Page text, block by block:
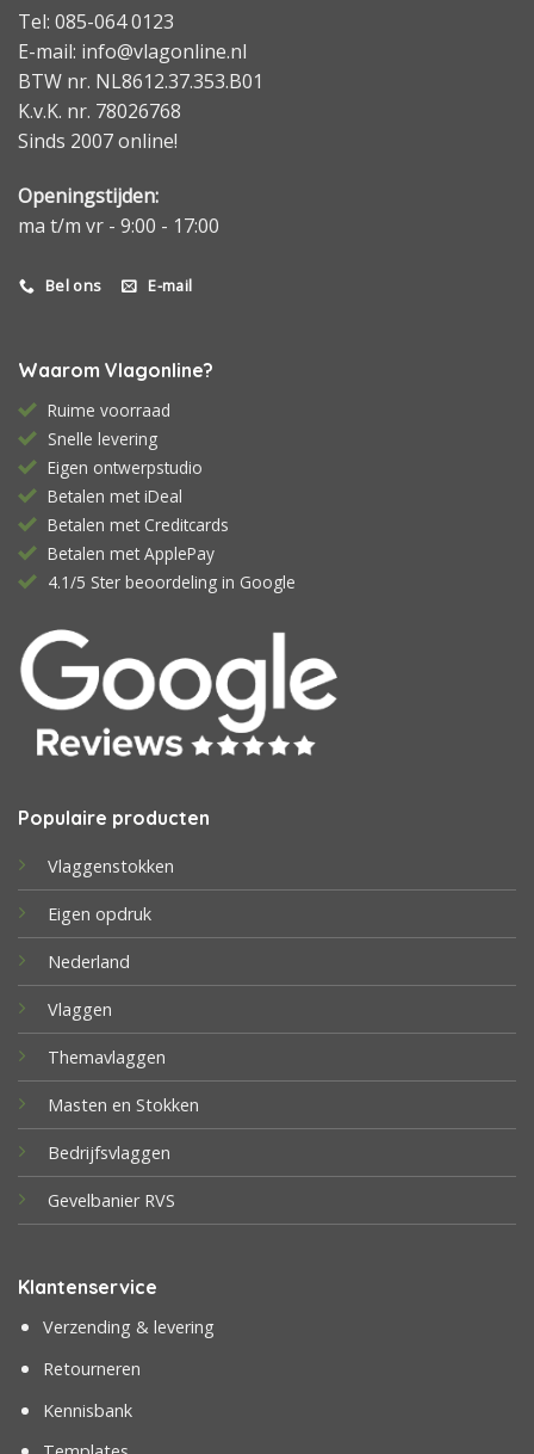
Tel: 085-064 0123
E-mail: info@vlagonline.nl
BTW nr. NL8612.37.353.B01
K.v.K. nr. 78026768
Sinds 2007 online!
Openingstijden:
ma t/m vr - 9:00 - 17:00
Bel ons E-mail
Waarom Vlagonline?
Ruime voorraad
Snelle levering
Eigen ontwerpstudio
Betalen met iDeal
Betalen met Creditcards
Betalen met ApplePay
4.1/5 Ster beoordeling in Google
Populaire producten
Vlaggenstokken
Eigen opdruk
Nederland
Vlaggen
Themavlaggen
Masten en Stokken
Bedrijfsvlaggen
Gevelbanier RVS
Klantenservice
Verzending & levering
Retourneren
Kennisbank